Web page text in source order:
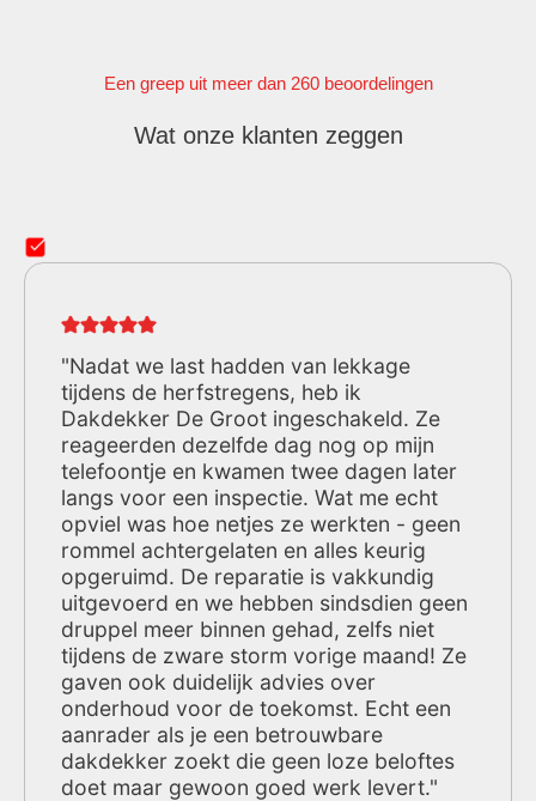
Een greep uit meer dan 260 beoordelingen
Wat onze klanten zeggen
"Nadat we last hadden van lekkage
tijdens de herfstregens, heb ik
Dakdekker De Groot ingeschakeld. Ze
reageerden dezelfde dag nog op mijn
telefoontje en kwamen twee dagen later
langs voor een inspectie. Wat me echt
opviel was hoe netjes ze werkten - geen
rommel achtergelaten en alles keurig
opgeruimd. De reparatie is vakkundig
uitgevoerd en we hebben sindsdien geen
druppel meer binnen gehad, zelfs niet
tijdens de zware storm vorige maand! Ze
gaven ook duidelijk advies over
onderhoud voor de toekomst. Echt een
aanrader als je een betrouwbare
dakdekker zoekt die geen loze beloftes
doet maar gewoon goed werk levert."